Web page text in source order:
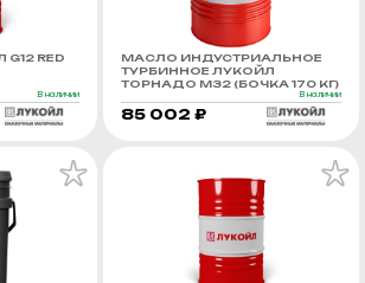
RED
В наличии
МАСЛО ИНДУСТРИАЛЬНОЕ
ТУРБИННОЕ ЛУКОЙЛ
ТОРНАДО М32 (БОЧКА 170 КГ)
В наличии
85 002 ₽